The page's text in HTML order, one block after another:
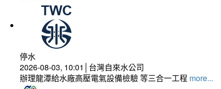
停水
2026-08-03, 10:01│台灣自來水公司
辦理龍潭給水廠高壓電氣設備檢驗 等三合一工程 more...